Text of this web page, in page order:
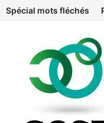
Spécial mots fléchés